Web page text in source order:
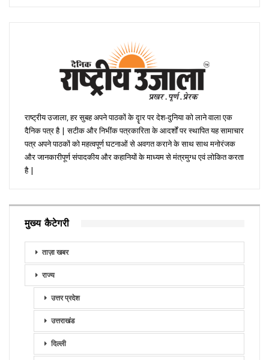
राष्ट्रीय उजाला, हर सुबह अपने पाठकों के दॄार पर देश-दुनिया को लाने वाला एक
दैनिक पत्र है | सटीक और निभींक पत्रकारिता के आदर्शों पर स्थापित यह सामाचार
पत्र अपने पाठकों को महत्वपूर्ण घटनाओं से अवगत कराने के साथ साथ मनोरंजक
और जानकारीपूर्ण संपादकीय और कहानियों के माध्यम से मंत्रमुग्ध एवं लोकित करता
है |
मुख्य कैटेगरी
ताज़ा खबर
राज्य
उत्तर प्रदेश
उत्तराखंड
दिल्ली